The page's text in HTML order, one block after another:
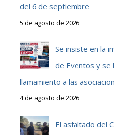
del 6 de septiembre
5 de agosto de 2026
Se insiste en la
de Eventos y se
llamamiento a las
4 de agosto de 2026
El asfaltado del